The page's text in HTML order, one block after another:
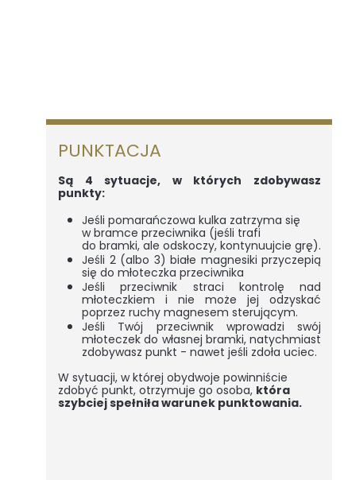
PUNKTACJA
Są 4 sytuacje, w których zdobywasz
punkty:
Jeśli pomarańczowa kulka zatrzyma się
w bramce przeciwnika (jeśli trafi
do bramki, ale odskoczy, kontynuujcie grę).
Jeśli 2 (albo 3) białe magnesiki przyczepią
się do młoteczka przeciwnika
Jeśli przeciwnik straci kontrolę nad
młoteczkiem i nie może jej odzyskać
poprzez ruchy magnesem sterującym.
Jeśli Twój przeciwnik wprowadzi swój
młoteczek do własnej bramki, natychmiast
zdobywasz punkt - nawet jeśli zdoła uciec.
W sytuacji, w której obydwoje powinniście
zdobyć punkt, otrzymuje go osoba, która
szybciej spełniła warunek punktowania.